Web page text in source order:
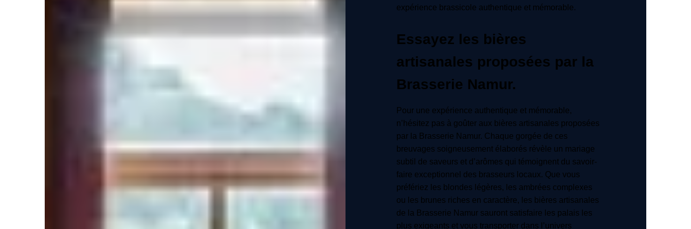
expérience brassicole authentique et mémorable.
Essayez les bières
artisanales proposées par la
Brasserie Namur.
Pour une expérience authentique et mémorable,
n’hésitez pas à goûter aux bières artisanales proposées
par la Brasserie Namur. Chaque gorgée de ces
breuvages soigneusement élaborés révèle un mariage
subtil de saveurs et d’arômes qui témoignent du savoir-
faire exceptionnel des brasseurs locaux. Que vous
préfériez les blondes légères, les ambrées complexes
ou les brunes riches en caractère, les bières artisanales
de la Brasserie Namur sauront satisfaire les palais les
plus exigeants et vous transporter dans l’univers